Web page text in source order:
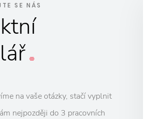
SE NÁS
na vaše otázky, stačí vyplnit
nejpozději do 3 pracovních